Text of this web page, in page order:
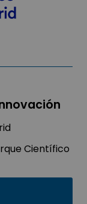
Científico